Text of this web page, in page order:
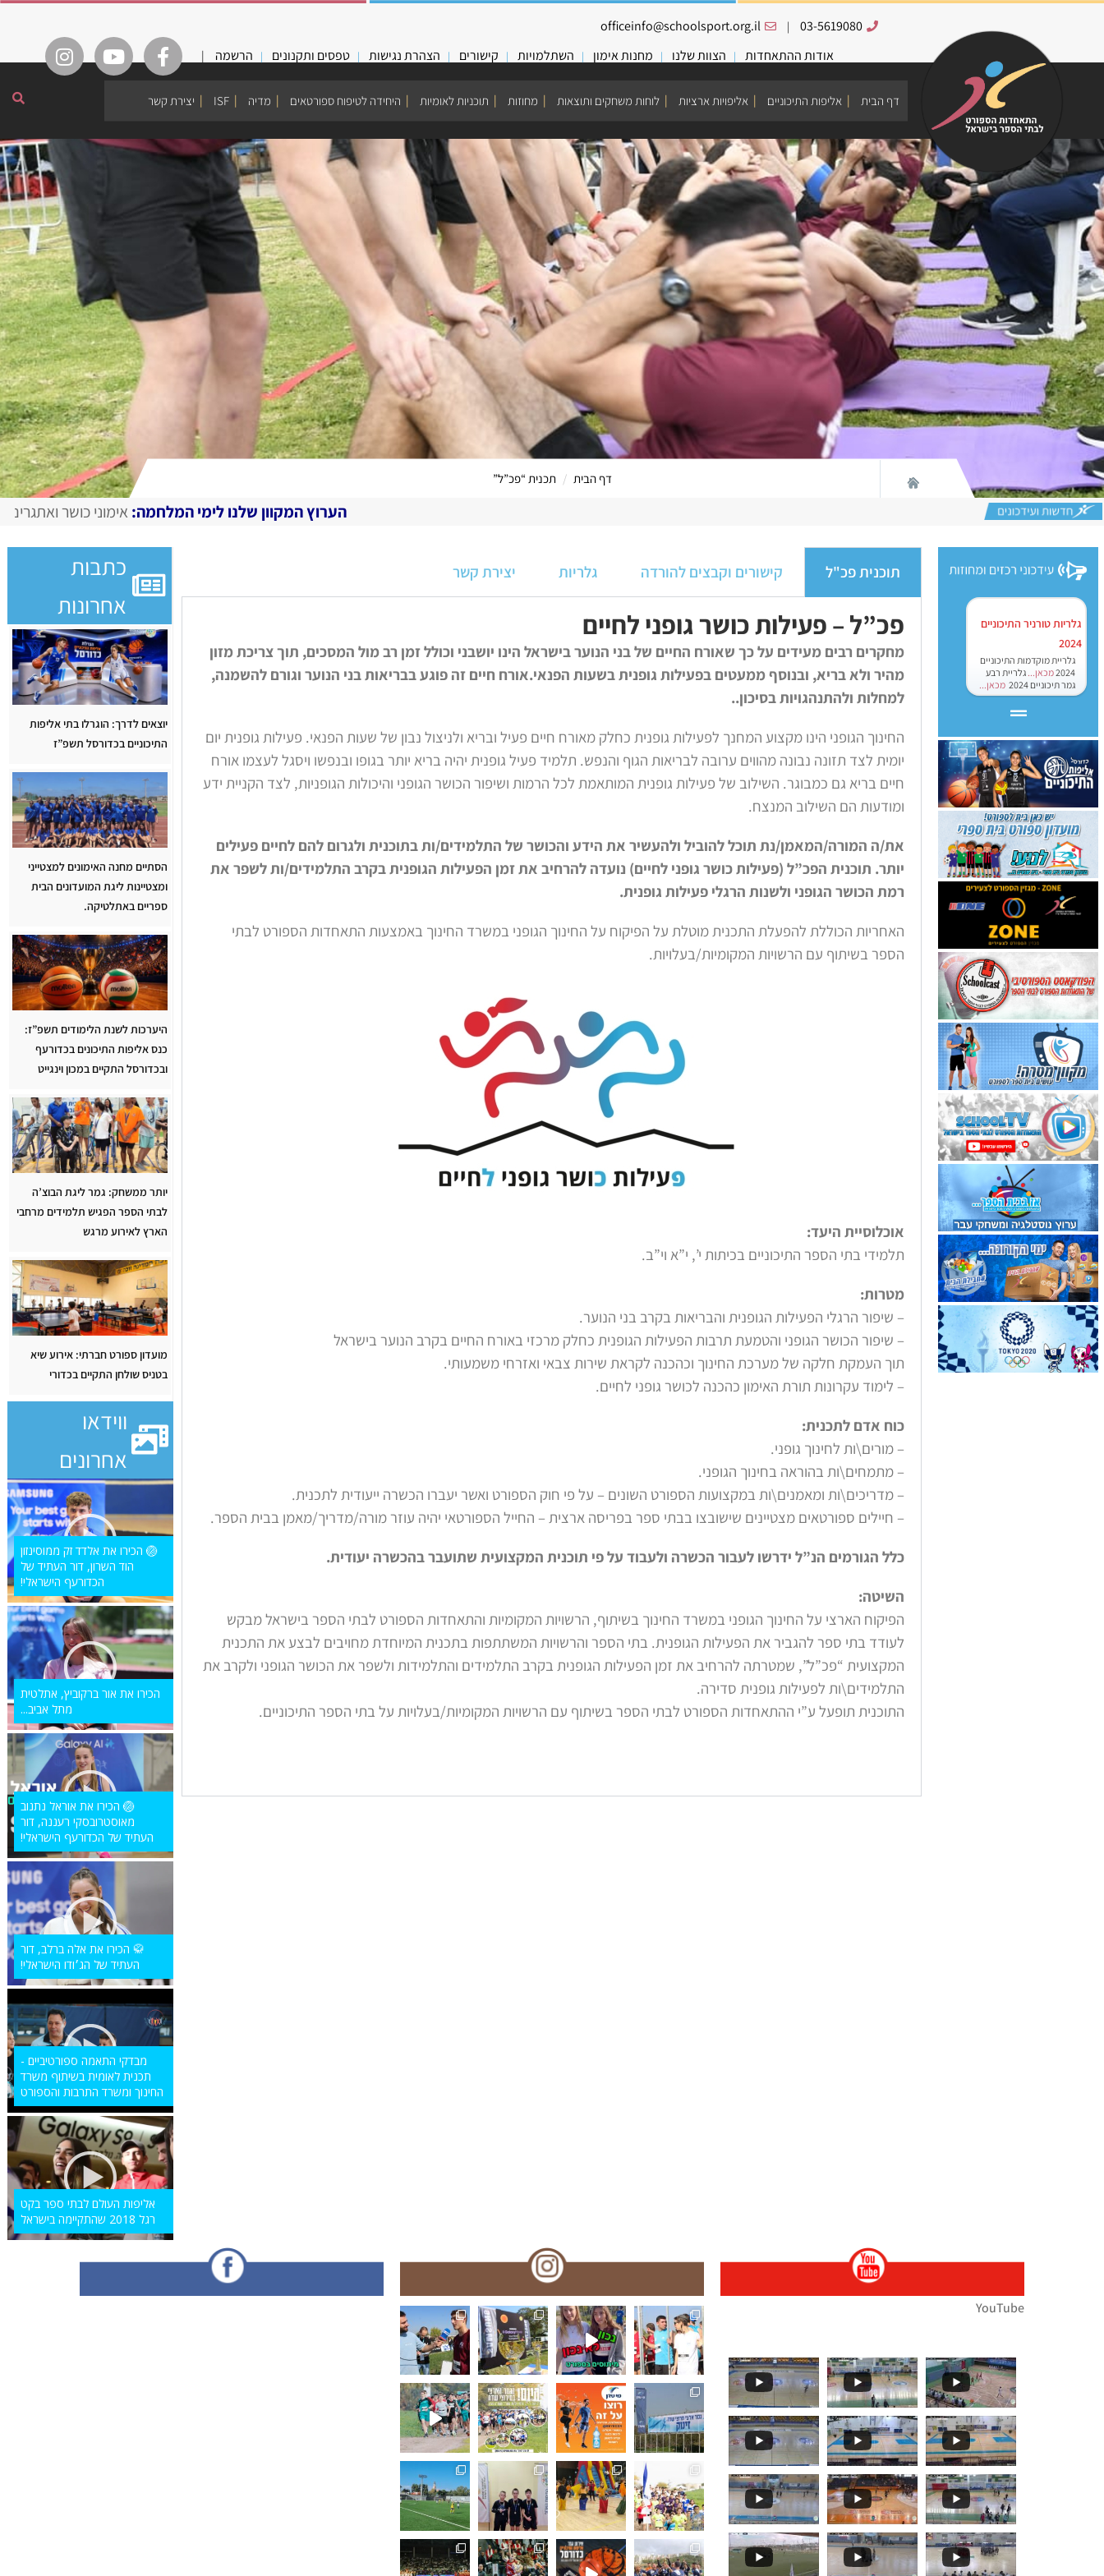
03-5619080
|
officeinfo@schoolsport.org.il
אודות ההתאחדות
הצוות שלנו מחנות אימון השתלמויות קישורים הצהרת נגישות טפסים ותקנונים הרשמה |
דף הבית אליפות התיכוניים אליפויות ארציות לוחות משחקים ותוצאות מחוזות תוכניות לאומיות היחידה לטיפוח ספורטאים מדיה ISF יצירת קשר
דף הבית תכנית “פכ”ל”
הערוץ המקוון שלנו לימי המלחמה:אימוני כושר ואתגרים מצולמים, מגזין
גלריות טורניר התיכוניים
2024
גלריית מוקדמות התיכוניים
2024מכאן... גלריית רבע
גמר תיכוניים 2024
מכאן...
תוכנית פכ"ל קישורים וקבצים להורדה גלריות יצירת קשר
פכ”ל – פעילות כושר גופני לחיים
מחקרים רבים מעידים על כך שאורח החיים של בני הנוער בישראל הינו יושבני וכולל זמן רב מול המסכים, תוך צריכת מזון
מהיר ולא בריא, ובנוסף ממעטים בפעילות גופנית בשעות הפנאי.אורח חיים זה פוגע בבריאות בני הנוער וגורם להשמנה,
למחלות ולהתנהגויות בסיכון..
החינוך הגופני הינו מקצוע המחנך לפעילות גופנית כחלק מאורח חיים פעיל ובריא ולניצול נבון של שעות הפנאי. פעילות גופנית יום
יומית לצד תזונה נבונה מהווים ערובה לבריאות הגוף והנפש. תלמיד פעיל גופנית יהיה בריא יותר בגופו ובנפשו ויסגל לעצמו אורח
חיים בריא גם כמבוגר. השילוב של פעילות גופנית המותאמת לכל הרמות ושיפור הכושר הגופני והיכולות הגופניות, לצד הקניית ידע
ומודעות הם השילוב המנצח.
את/ה המורה/המאמן/נת תוכל להוביל ולהעשיר את הידע והכושר של התלמידים/ות בתוכנית ולגרום להם לחיים פעילים
יותר. תוכנית הפכ”ל (פעילות כושר גופני לחיים) נועדה להרחיב את זמן הפעילות הגופנית בקרב התלמידים/ות לשפר את
רמת הכושר הגופני ולשנות הרגלי פעילות גופנית.
האחריות הכוללת להפעלת התכנית מוטלת על הפיקוח על החינוך הגופני במשרד החינוך באמצעות התאחדות הספורט לבתי
הספר בשיתוף עם הרשויות המקומיות/בעלויות.
אוכלוסיית היעד:
תלמידי בתי הספר התיכוניים בכיתות י’, י”א וי”ב.
מטרות:
– שיפור הרגלי הפעילות הגופנית והבריאות בקרב בני הנוער.
– שיפור הכושר הגופני והטמעת תרבות הפעילות הגופנית כחלק מרכזי באורח החיים בקרב הנוער בישראל
תוך העמקת חלקה של מערכת החינוך וכהכנה לקראת שירות צבאי ואזרחי משמעותי.
– לימוד עקרונות תורת האימון כהכנה לכושר גופני לחיים.
כוח אדם לתכנית:
– מורים\ות לחינוך גופני.
– מתמחים\ות בהוראה בחינוך הגופני.
– מדריכים\ות ומאמנים\ות במקצועות הספורט השונים – על פי חוק הספורט ואשר יעברו הכשרה ייעודית לתכנית.
– חיילים ספורטאים מצטיינים שישובצו בבתי ספר בפריסה ארצית – החייל הספורטאי יהיה עוזר מורה/מדריך/מאמן בבית הספר.
כלל הגורמים הנ”ל ידרשו לעבור הכשרה ולעבוד על פי תוכנית המקצועית שתועבר בהכשרה יעודית.
השיטה:
הפיקוח הארצי על החינוך הגופני במשרד החינוך בשיתוף, הרשויות המקומיות והתאחדות הספורט לבתי הספר בישראל מבקש
לעודד בתי ספר להגביר את הפעילות הגופנית. בתי הספר והרשויות המשתתפות בתכנית המיוחדת מחויבים לבצע את התכנית
המקצועית “פכ”ל”, שמטרתה להרחיב את זמן הפעילות הגופנית בקרב התלמידים והתלמידות ולשפר את הכושר הגופני ולקרב את
התלמידים\ות לפעילות גופנית סדירה.
התוכנית תופעל ע”י ההתאחדות הספורט לבתי הספר בשיתוף עם הרשויות המקומיות/בעלויות על בתי הספר התיכוניים.
כתבות
אחרונות
יוצאים לדרך: הוגרלו בתי אליפות
התיכוניים בכדורסל תשפ”ז
הסתיים מחנה האימונים למצטייני
ומצטיינות ליגת המועדונים הבית
ספריים באתלטיקה.
היערכות לשנת הלימודים תשפ”ז:
כנס אליפות התיכונים בכדורעף
ובכדורסל התקיים במכון וינגייט
יותר ממשחק: גמר ליגת הבוצ’ה
לבתי הספר הפגיש תלמידים מרחבי
הארץ לאירוע מרגש
מועדון ספורט חברתי: אירוע שיא
בטניס שולחן התקיים בכדורי
ווידאו
אחרונים
🏐 הכירו את אלדד זק ממוסינזון
הוד השרון, דור העתיד של
הכדורעף הישראלי!
הכירו את אור ברקוביץ, אתלטית
מתל אביב...
🏐 הכירו את אוראל נתנוב
מאוסטרובסקי רעננה, דור
העתיד של הכדורעף הישראלי!
🥋 הכירו את אלה ברלב, דור
העתיד של הג׳ודו הישראלי!
מבדקי התאמה ספורטיביים -
תכנית לאומית בשיתוף משרד
החינוך ומשרד התרבות והספורט
אליפות העולם לבתי ספר בקט
רגל 2018 שהתקיימה בישראל
YouTube תפסנו אתכם רגע לפני המירוץ כדי לעזור לנו לנפץ כמה🏆🏃‍♀️🏃 🌞🌼האליפות הארצית במרוצי שדה!! עמק המעיינות
🏆🏃‍♀️🏃 יצאנו לדרך אל האליפות הארצית במרוצי שדה!! מ
🏆🏃‍♀️🏃 האליפות הארצית במרוצי שדה...רוצו על זה!! וג
🏆🏃‍♀️🏃 היום!!האליפות הארצית במרוצי שדה!!מאות משתתפ
🏆🏃‍♀️🏃 מחר!! האליפות הארצית במרוצי שדה! מאות משתתפ
🏆🏃‍♀️🏃 האליפות הארצית במרוצי שדה...! ברביעי הקרוב
🤸‍♂️⛹️‍♀️ "משחקים כמו פעם": בחמישי האחרון, סנונית
🏓🏆 מחוז חיפה: ליגת המועדונים בטנ"ש, ז'-ח' תלמידים🏓
ואלופת מחוז ת"א בכדורגל ⚽🏆 היא... ליבוביץ נתניה!!.
🏆⚽️ קבלו את תיכון קשת ראם (סליסברג)✨👏👏 אלופת מחוז
🏀🏆🌟 𝙏𝒉𝒆 𝙁𝒊𝒏𝒂𝒍𝒔 𝙀𝒗𝒆𝒏𝒕! 🌞🏀 שודר הבוקר בערוץ 13...עפר 🏀🏆🌟 𝟰𝘁𝗵 𝑺𝒆𝒕 - 𝑴𝒐𝒎𝒆𝒏𝒕𝒔 𝑻𝒐 𝑹𝒆𝒎𝒆𝒎𝒃𝒆𝒓! סט רביעי ואחרון 🏀🏆🌟 𝟯𝗿𝗱 𝑺𝒆𝒕 - 𝑴𝒐𝒎𝒆𝒏𝒕𝒔 𝑻𝒐 𝑹𝒆𝒎𝒆𝒎𝒃𝒆𝒓! קבלו עוד רגעים